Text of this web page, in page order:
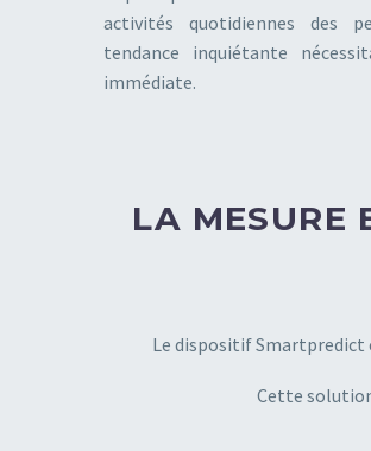
activités quotidiennes des
tendance inquiétante
immédiate.
LA MESURE
Le dispositif Smartpredict
Cette